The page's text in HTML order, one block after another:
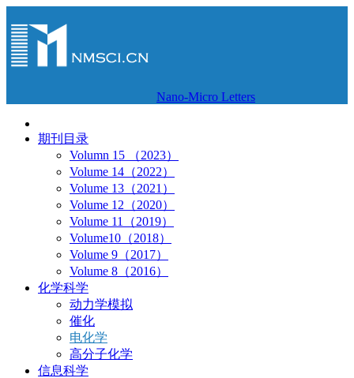
Nano-Micro Letters
期刊目录
Volumn 15 （2023）
Volume 14（2022）
Volume 13（2021）
Volume 12（2020）
Volume 11（2019）
Volume10（2018）
Volume 9（2017）
Volume 8（2016）
化学科学
动力学模拟
催化
电化学
高分子化学
信息科学